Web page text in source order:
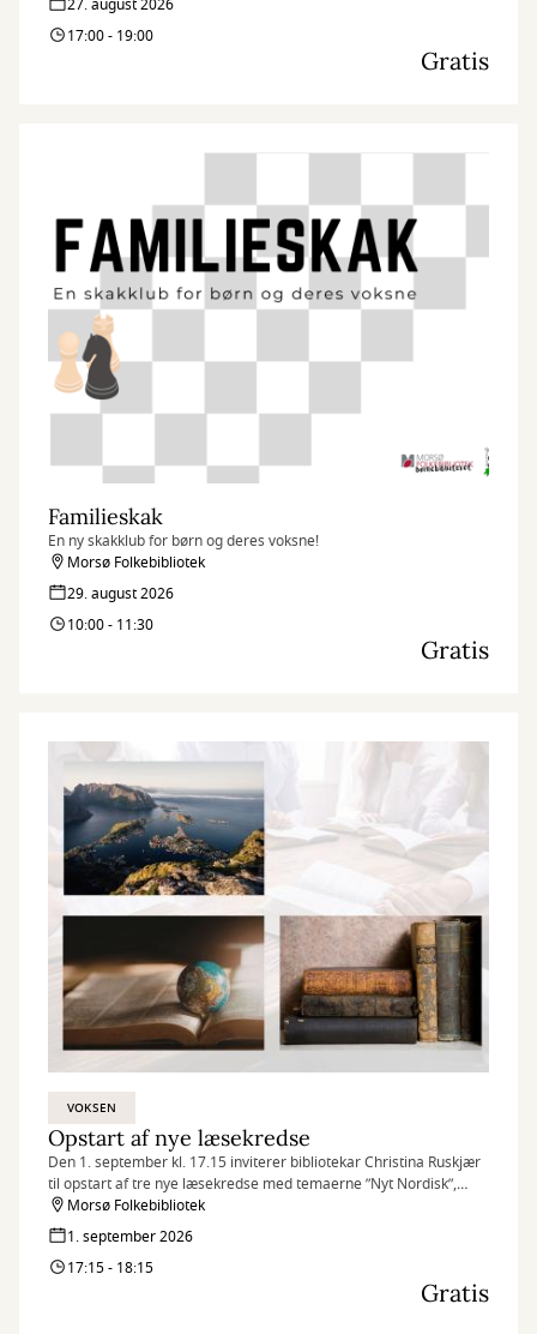
hvis tilslutningen er stor nok, så en helt ny. Udover dette vil vi
præsentere jer for nogle bøger som måske kunne være noget for
27. august 2026
17:00 - 19:00
Gratis
Familieskak
En ny skakklub for børn og deres voksne!
Morsø Folkebibliotek
29. august 2026
10:00 - 11:30
Gratis
VOKSEN
Opstart af nye læsekredse
Den 1. september kl. 17.15 inviterer bibliotekar Christina Ruskjær
til opstart af tre nye læsekredse med temaerne ”Nyt Nordisk”,
”Danske klassikere” og ”Du store verden”.
Morsø Folkebibliotek
1. september 2026
17:15 - 18:15
Gratis